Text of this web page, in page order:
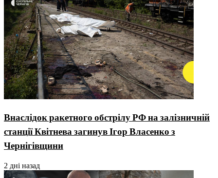
Внаслідок ракетного обстрілу РФ на залізничній
станції Квітнева загинув Ігор Власенко з
Чернігівщини
2 дні назад